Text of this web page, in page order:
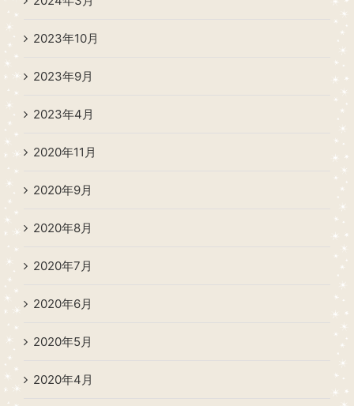
2023年10月
2023年9月
2023年4月
2020年11月
2020年9月
2020年8月
2020年7月
2020年6月
2020年5月
2020年4月